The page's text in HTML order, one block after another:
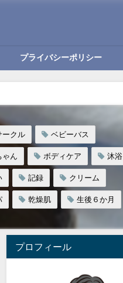
プライバシーポリシー
ークル ベビーバス
ゃん ボディケア 沐浴
記録 クリーム
乾燥肌 生後６か月
プロフィール